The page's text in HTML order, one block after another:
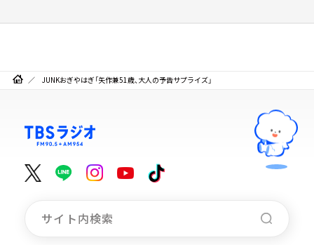
JUNKおぎやはぎ「矢作兼51歳、大人の予告サプライズ」